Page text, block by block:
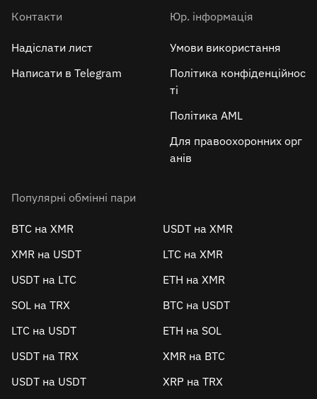
Контакти
Надіслати лист
Написати в Telegram
Юр. інформація
Умови використання
Політика конфіденційнос
ті
Політика AML
Для правоохоронних орг
анів
Популярні обмінні пари
BTC на XMR
USDT на XMR
XMR на USDT
LTC на XMR
USDT на LTC
ETH на XMR
SOL на TRX
BTC на USDT
LTC на USDT
ETH на SOL
USDT на TRX
XMR на BTC
USDT на USDT
XRP на TRX